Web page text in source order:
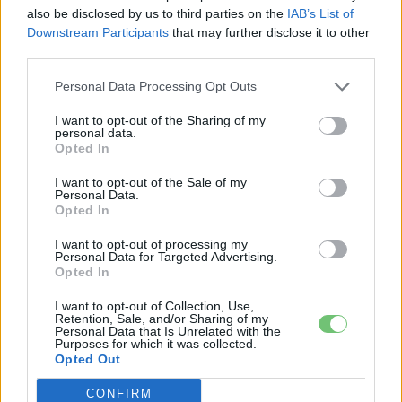
also be disclosed by us to third parties on the IAB’s List of
Downstream Participants that may further disclose it to other
Personal Data Processing Opt Outs
I want to opt-out of the Sharing of my
personal data.
Opted In
I want to opt-out of the Sale of my
Personal Data.
Opted In
I want to opt-out of processing my
Personal Data for Targeted Advertising.
Opted In
I want to opt-out of Collection, Use,
Retention, Sale, and/or Sharing of my
Personal Data that Is Unrelated with the
Purposes for which it was collected.
Opted Out
CONFIRM
foglalkoztatnak a legújabb fejlesztések az elektromosság és a
fenntarthatóság területén? Akkor jó helyen jársz!
KAPCSOLÓDÓ CIKKEK TÖBB A SZERZŐTŐL
Elektromos
718, és marad a Taycan is
Elektromos
Amíg Európa áramhiánytól tart, Texas
bevetett egy 500 MWh-s Tesla
Elektromos
A Volkswagen csendben kínai
technológiára építi az elektromos